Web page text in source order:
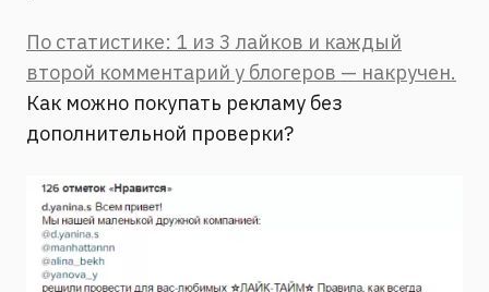
По статистике: 1 из 3 лайков и каждый
второй комментарий у блогеров — накручен.
Как можно покупать рекламу без
дополнительной проверки?